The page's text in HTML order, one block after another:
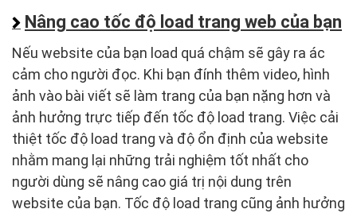
Nâng cao tốc độ load trang web của bạn
Nếu website của bạn load quá chậm sẽ gây ra ác
cảm cho người đọc. Khi bạn đính thêm video, hình
ảnh vào bài viết sẽ làm trang của bạn nặng hơn và
ảnh hưởng trực tiếp đến tốc độ load trang. Việc cải
thiệt tốc độ load trang và độ ổn định của website
nhằm mang lại những trải nghiệm tốt nhất cho
người dùng sẽ nâng cao giá trị nội dung trên
website của bạn. Tốc độ load trang cũng ảnh hưởng